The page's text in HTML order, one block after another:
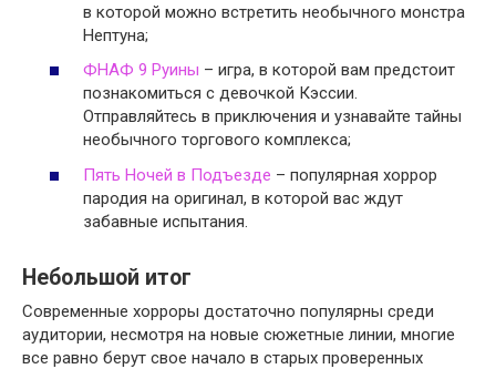
в которой можно встретить необычного монстра
Нептуна;
ФНАФ 9 Руины – игра, в которой вам предстоит
познакомиться с девочкой Кэссии.
Отправляйтесь в приключения и узнавайте тайны
необычного торгового комплекса;
Пять Ночей в Подъезде – популярная хоррор
пародия на оригинал, в которой вас ждут
забавные испытания.
Небольшой итог
Современные хорроры достаточно популярны среди
аудитории, несмотря на новые сюжетные линии, многие
все равно берут свое начало в старых проверенных